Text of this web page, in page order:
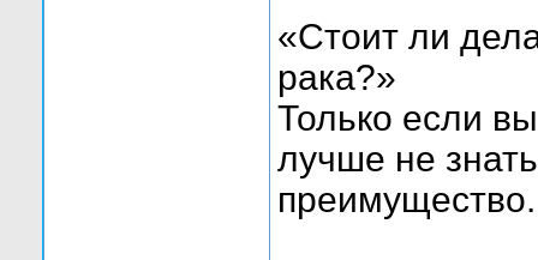
«Стоит ли
рака?»
Только если
лучше не
преимущество.